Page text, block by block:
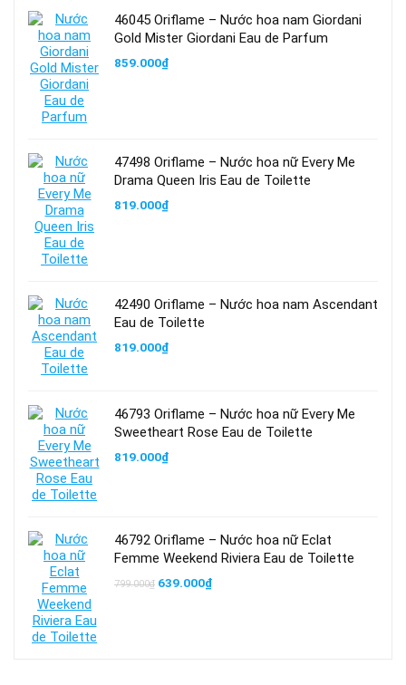
46045 Oriflame – Nước hoa nam Giordani
Gold Mister Giordani Eau de Parfum
859.000₫
47498 Oriflame – Nước hoa nữ Every Me
Drama Queen Iris Eau de Toilette
819.000₫
42490 Oriflame – Nước hoa nam Ascendant
Eau de Toilette
819.000₫
46793 Oriflame – Nước hoa nữ Every Me
Sweetheart Rose Eau de Toilette
819.000₫
46792 Oriflame – Nước hoa nữ Eclat
Femme Weekend Riviera Eau de Toilette
799.000₫ Giá
639.000₫Giá